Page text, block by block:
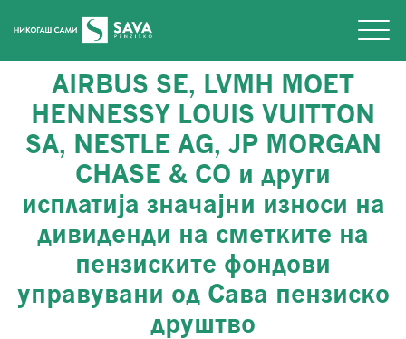
AIRBUS SE, LVMH MOET
HENNESSY LOUIS VUITTON
SA, NESTLE AG, JP MORGAN
CHASE & CO и други
исплатија значајни износи на
дивиденди на сметките на
пензиските фондови
управувани од Сава пензиско
друштво